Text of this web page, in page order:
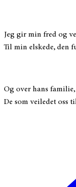
Jeg gir min fred og
Til min elskede, den
Og over hans
De som veiledet oss